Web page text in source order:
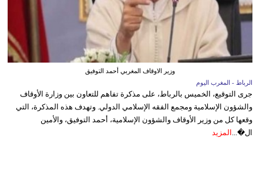
وزير الاوقاف المغربي أحمد التوفيق
الرباط - المغرب اليوم
جرى التوقيع، الخميس بالرباط، على مذكرة تفاهم للتعاون بين وزارة الأوقاف
والشؤون الإسلامية ومجمع الفقه الإسلامي الدولي. وتهدف هذه المذكرة، التي
وقعها كل من وزير الأوقاف والشؤون الإسلامية، أحمد التوفيق، والأمين
ال�... المزيد